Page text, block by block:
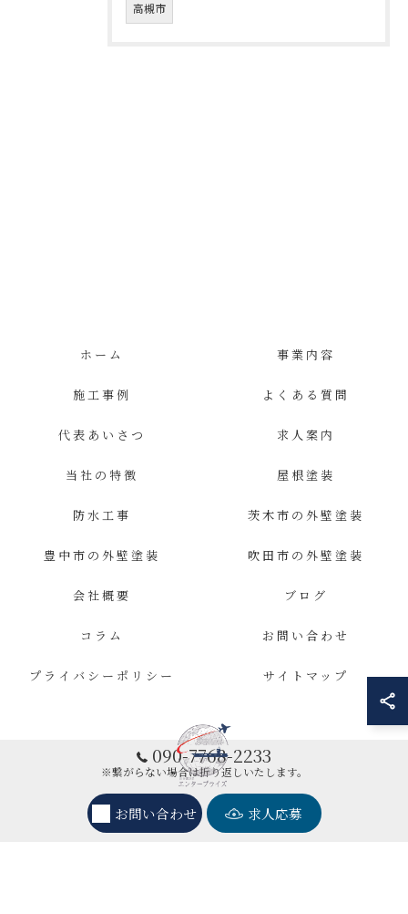
高槻市
090-7768-2233
※繋がらない場合は折り返しいたします。
お問い合わせ 求人応募
ホーム 事業内容
施工事例 よくある質問
代表あいさつ 求人案内
当社の特徴 屋根塗装
防水工事 茨木市の外壁塗装
豊中市の外壁塗装 吹田市の外壁塗装
会社概要 ブログ
コラム お問い合わせ
プライバシーポリシー サイトマップ
© 2026 大阪の外壁塗装ならエンタープライズ ALL RIGHTS RESERVED.